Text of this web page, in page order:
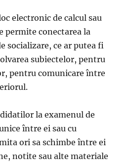
electronic de calcul sau
permite conectarea la
socializare, ce ar putea fi
subiectelor, pentru
pentru comunicare între
la examenul de
între ei sau cu
ori sa schimbe între ei
notite sau alte materiale